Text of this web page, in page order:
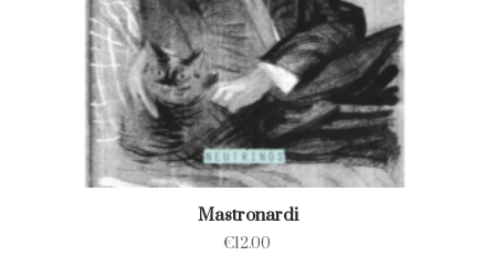
Mastronardi
€12.00